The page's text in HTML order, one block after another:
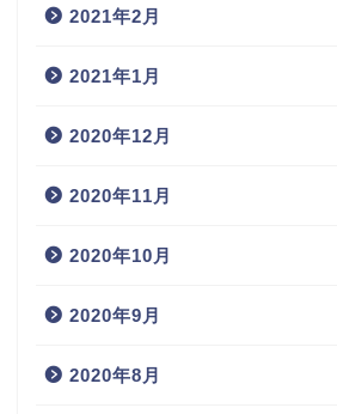
2021年2月
2021年1月
2020年12月
2020年11月
2020年10月
2020年9月
2020年8月